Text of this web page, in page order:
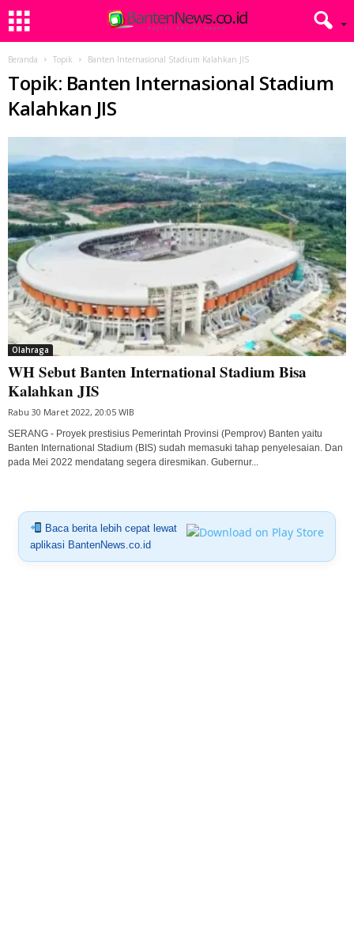
Beranda Topik Banten Internasional Stadium Kalahkan JIS
Topik: Banten Internasional Stadium
Kalahkan JIS
Olahraga
WH Sebut Banten International Stadium Bisa
Kalahkan JIS
Rabu 30 Maret 2022, 20:05 WIB
SERANG - Proyek prestisius Pemerintah Provinsi (Pemprov) Banten yaitu
Banten International Stadium (BIS) sudah memasuki tahap penyelesaian. Dan
pada Mei 2022 mendatang segera diresmikan. Gubernur...
Baca berita lebih cepat lewat
aplikasi BantenNews.co.id